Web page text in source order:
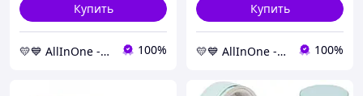
Купить
💛💙 AllInOne - находи все необходимое в одном магазине! 100%
Купить
💛💙 AllInOne - находи все необходимое в одном магазине! 100%